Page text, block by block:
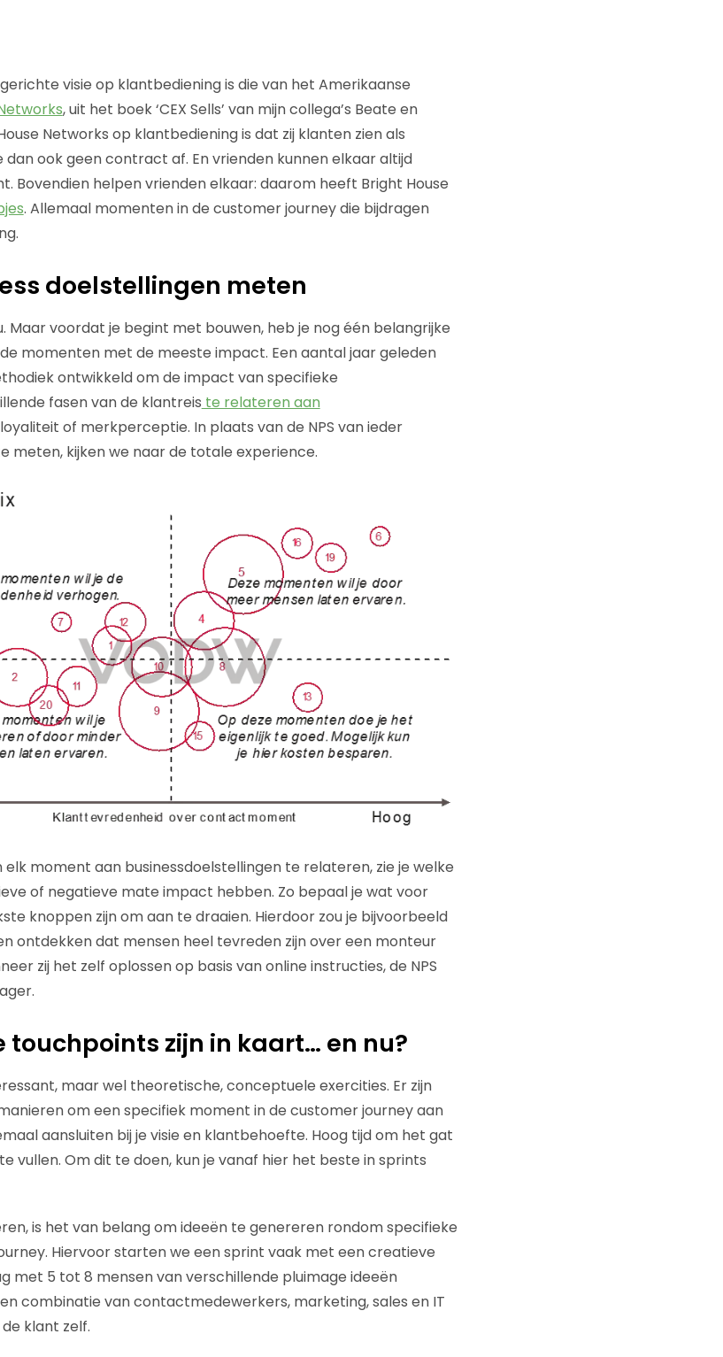
visie op klantbediening is die van het Amerikaanse
, uit het boek ‘CEX Sells’ van mijn collega’s Beate en
Networks op klantbediening is dat zij klanten zien als
dan ook geen contract af. En vrienden kunnen elkaar altijd
Bovendien helpen vrienden elkaar: daarom heeft Bright House
. Allemaal momenten in de customer journey die bijdragen
doelstellingen meten
Maar voordat je begint met bouwen, heb je nog één belangrijke
momenten met de meeste impact. Een aantal jaar geleden
ontwikkeld om de impact van specifieke
fasen van de klantreis te relateren aan
of merkperceptie. In plaats van de NPS van ieder
meten, kijken we naar de totale experience.
moment aan businessdoelstellingen te relateren, zie je welke
of negatieve mate impact hebben. Zo bepaal je wat voor
knoppen zijn om aan te draaien. Hierdoor zou je bijvoorbeeld
ontdekken dat mensen heel tevreden zijn over een monteur
zij het zelf oplossen op basis van online instructies, de NPS
touchpoints zijn in kaart… en nu?
maar wel theoretische, conceptuele exercities. Er zijn
om een specifiek moment in de customer journey aan
aansluiten bij je visie en klantbehoefte. Hoog tijd om het gat
vullen. Om dit te doen, kun je vanaf hier het beste in sprints
is het van belang om ideeën te genereren rondom specifieke
Hiervoor starten we een sprint vaak met een creatieve
met 5 tot 8 mensen van verschillende pluimage ideeën
combinatie van contactmedewerkers, marketing, sales en IT
klant zelf.